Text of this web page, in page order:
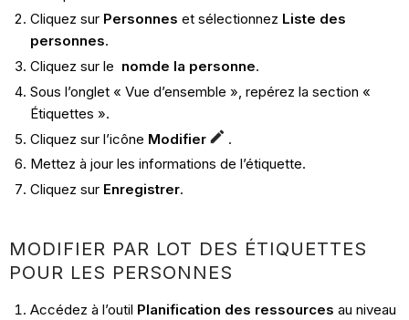
Cliquez sur Personnes et sélectionnez Liste des
personnes.
Cliquez sur le nomde la personne.
Sous l’onglet « Vue d’ensemble », repérez la section «
Étiquettes ».
Cliquez sur l’icône Modifier
.
Mettez à jour les informations de l’étiquette.
Cliquez sur Enregistrer.
MODIFIER PAR LOT DES ÉTIQUETTES
POUR LES PERSONNES
Accédez à l’outil Planification des ressources au niveau